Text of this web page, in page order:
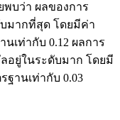
พบว่า ผลของการ
มากที่สุด โดยมีค่า
นเท่ากับ 0.12 ผลการ
อยู่ในระดับมาก โดยมี
ฐานเท่ากับ 0.03